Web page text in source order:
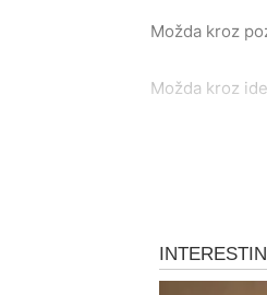
Možda kroz
Možda kroz
Ali upravo tu
Do kraja juna
ZAŠTO